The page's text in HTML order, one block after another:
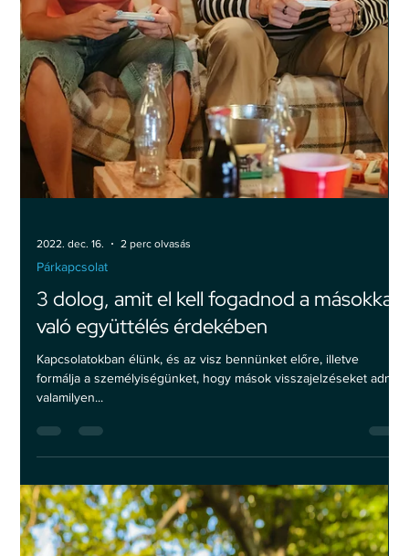
2022. dec. 28. 2 perc olvasás
Párkapcsolat
A szeretet kiszolgáltatottá tesz
Azok az emberek, akik szeretni tudnak, nem is tudják, micsoda
értékeknek vannak birtokában. A szeretés művészete egy olyan
„tevékenység”,...